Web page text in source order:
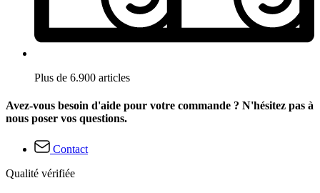
Plus de 6.900 articles
Avez-vous besoin d'aide pour votre commande ? N'hésitez pas à
nous poser vos questions.
Contact
Qualité vérifiée